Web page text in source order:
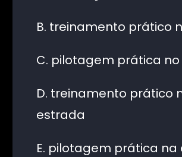
B. treinamento prático
C. pilotagem prática
D. treinamento prático
estrada
E. pilotagem prática